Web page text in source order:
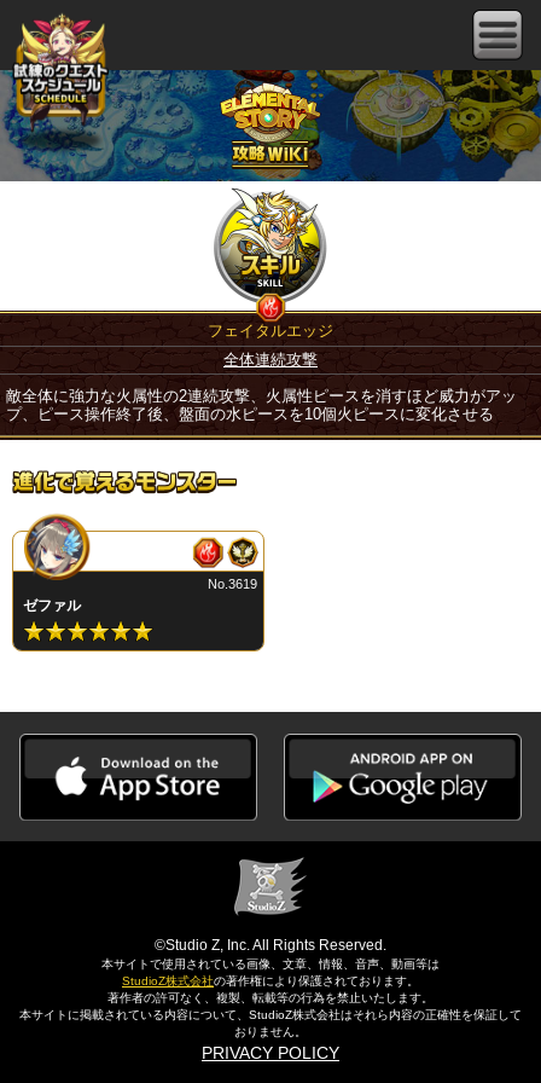
フェイタルエッジ
全体連続攻撃
敵全体に強力な火属性の2連続攻撃、火属性ピースを消すほど威力がアッ
プ、ピース操作終了後、盤面の水ピースを10個火ピースに変化させる
ゼファル
No.3619
©Studio Z, Inc. All Rights Reserved.
本サイトで使用されている画像、文章、情報、音声、動画等は
StudioZ株式会社の著作権により保護されております。
著作者の許可なく、複製、転載等の行為を禁止いたします。
本サイトに掲載されている内容について、StudioZ株式会社はそれら内容の正確性を保証して
おりません。
PRIVACY POLICY